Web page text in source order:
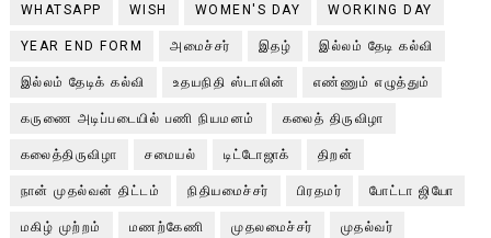
WHATSAPP WISH WOMEN'S DAY WORKING DAY
YEAR END FORM அமைச்சர் இதழ் இல்லம் தேடி கல்வி
இல்லம் தேடிக் கல்வி உதயநிதி ஸ்டாலின் எண்ணும் எழுத்தும்
கருணை அடிப்படையில் பணி நியமனம் கலைத் திருவிழா
கலைத்திருவிழா சமையல் டிட்டோஜாக் திறன்
நான் முதல்வன் திட்டம் நிதியமைச்சர் பிரதமர் போட்டா ஜியோ
மகிழ் முற்றம் மணற்கேணி முதலமைச்சர் முதல்வர்